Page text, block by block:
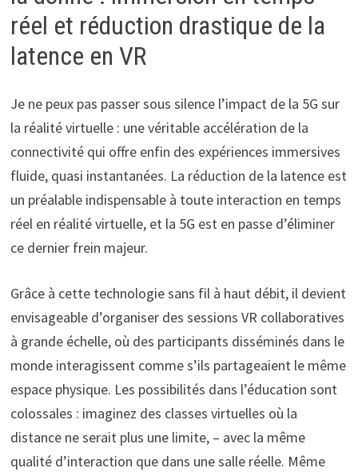
réel et réduction drastique de la
latence en VR
Je ne peux pas passer sous silence l’impact de la 5G sur
la réalité virtuelle : une véritable accélération de la
connectivité qui offre enfin des expériences immersives
fluide, quasi instantanées. La réduction de la latence est
un préalable indispensable à toute interaction en temps
réel en réalité virtuelle, et la 5G est en passe d’éliminer
ce dernier frein majeur.
Grâce à cette technologie sans fil à haut débit, il devient
envisageable d’organiser des sessions VR collaboratives
à grande échelle, où des participants disséminés dans le
monde interagissent comme s’ils partageaient le même
espace physique. Les possibilités dans l’éducation sont
colossales : imaginez des classes virtuelles où la
distance ne serait plus une limite, – avec la même
qualité d’interaction que dans une salle réelle. Même